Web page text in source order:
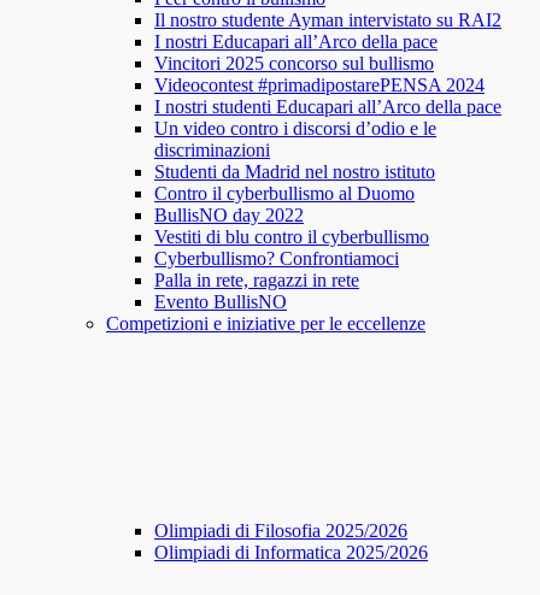
Il nostro studente Ayman intervistato su RAI2
I nostri Educapari all’Arco della pace
Vincitori 2025 concorso sul bullismo
Videocontest #primadipostarePENSA 2024
I nostri studenti Educapari all’Arco della pace
Un video contro i discorsi d’odio e le
discriminazioni
Studenti da Madrid nel nostro istituto
Contro il cyberbullismo al Duomo
BullisNO day 2022
Vestiti di blu contro il cyberbullismo
Cyberbullismo? Confrontiamoci
Palla in rete, ragazzi in rete
Evento BullisNO
Competizioni e iniziative per le eccellenze
Olimpiadi di Filosofia 2025/2026
Olimpiadi di Informatica 2025/2026